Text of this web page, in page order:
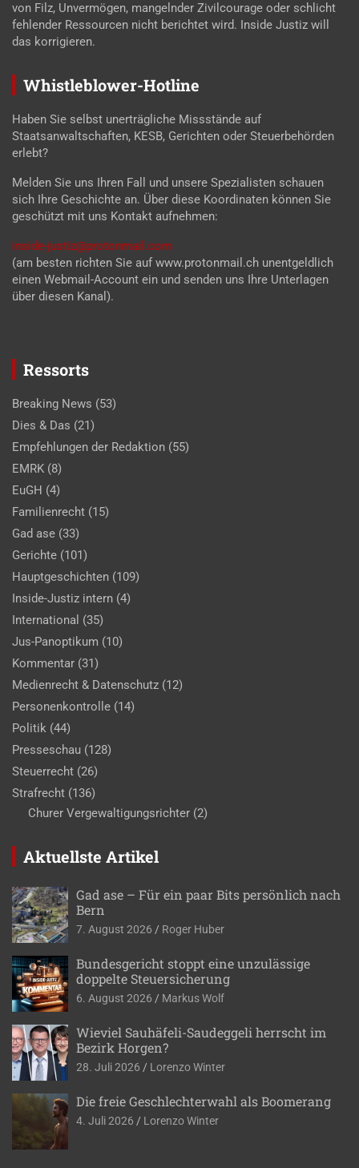
von Filz, Unvermögen, mangelnder Zivilcourage oder schlicht
fehlender Ressourcen nicht berichtet wird. Inside Justiz will
das korrigieren.
Whistleblower-Hotline
Haben Sie selbst unerträgliche Missstände auf
Staatsanwaltschaften, KESB, Gerichten oder Steuerbehörden
erlebt?
Melden Sie uns Ihren Fall und unsere Spezialisten schauen
sich Ihre Geschichte an. Über diese Koordinaten können Sie
geschützt mit uns Kontakt aufnehmen:
inside-justiz@protonmail.com
(am besten richten Sie auf www.protonmail.ch unentgeldlich
einen Webmail-Account ein und senden uns Ihre Unterlagen
über diesen Kanal).
Ressorts
Breaking News (53)
Dies & Das (21)
Empfehlungen der Redaktion (55)
EMRK (8)
EuGH (4)
Familienrecht (15)
Gad ase (33)
Gerichte (101)
Hauptgeschichten (109)
Inside-Justiz intern (4)
International (35)
Jus-Panoptikum (10)
Kommentar (31)
Medienrecht & Datenschutz (12)
Personenkontrolle (14)
Politik (44)
Presseschau (128)
Steuerrecht (26)
Strafrecht (136)
Churer Vergewaltigungsrichter (2)
Aktuellste Artikel
Gad ase – Für ein paar Bits persönlich nach
Bern
7. August 2026 Roger Huber
Bundesgericht stoppt eine unzulässige
doppelte Steuersicherung
6. August 2026 Markus Wolf
Wieviel Sauhäfeli-Saudeggeli herrscht im
Bezirk Horgen?
28. Juli 2026 Lorenzo Winter
Die freie Geschlechterwahl als Boomerang
4. Juli 2026 Lorenzo Winter